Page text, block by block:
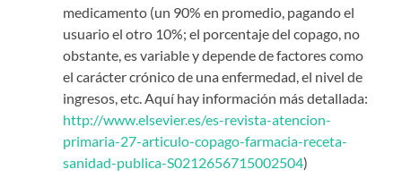
medicamento (un 90% en promedio, pagando el
usuario el otro 10%; el porcentaje del copago, no
obstante, es variable y depende de factores como
el carácter crónico de una enfermedad, el nivel de
ingresos, etc. Aquí hay información más detallada:
http://www.elsevier.es/es-revista-atencion-
primaria-27-articulo-copago-farmacia-receta-
sanidad-publica-S0212656715002504)